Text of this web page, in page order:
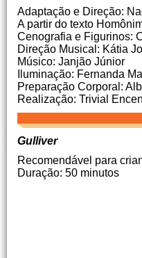
Adaptação e Direção:
A partir do texto
Cenografia e Figurinos:
Direção Musical: Kátia
Músico: Janjão Júnior
Iluminação: Fernanda
Preparação Corporal:
Realização: Trivial
Gulliver
Recomendável para
Duração: 50 minutos